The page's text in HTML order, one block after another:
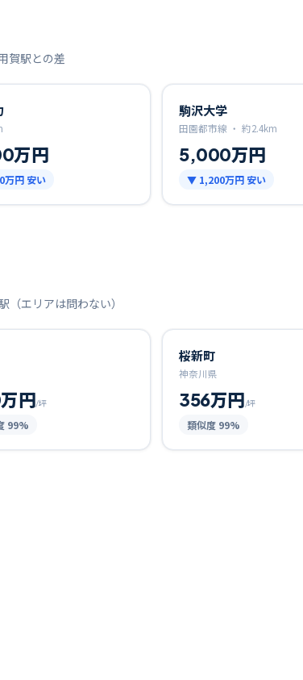
賀駅との差
万円
万円 安い
駒沢大学
田園都市線 ・ 約2.4km
5,000万円
▼ 1,200万円 安い
エリアは問わない）
円/坪
99%
桜新町
神奈川県
356万円/坪
類似度 99%